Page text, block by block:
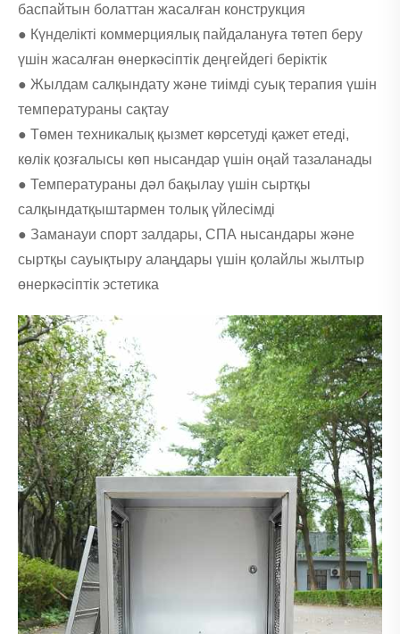
баспайтын болаттан жасалған конструкция
● Күнделікті коммерциялық пайдалануға төтеп беру
үшін жасалған өнеркәсіптік деңгейдегі беріктік
● Жылдам салқындату және тиімді суық терапия үшін
температураны сақтау
● Төмен техникалық қызмет көрсетуді қажет етеді,
көлік қозғалысы көп нысандар үшін оңай тазаланады
● Температураны дәл бақылау үшін сыртқы
салқындатқыштармен толық үйлесімді
● Заманауи спорт залдары, СПА нысандары және
сыртқы сауықтыру алаңдары үшін қолайлы жылтыр
өнеркәсіптік эстетика